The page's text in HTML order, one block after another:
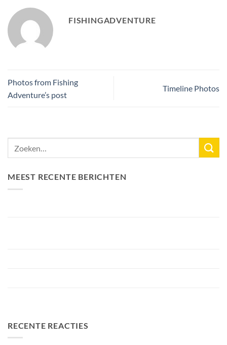
FISHINGADVENTURE
Photos from Fishing
Adventure’s post
Timeline Photos
MEEST RECENTE BERICHTEN
RECENTE REACTIES